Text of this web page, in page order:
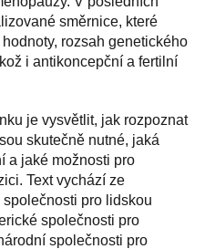
směrnice, které
rozsah genetického
i antikoncepční a fertilní
je vysvětlit, jak rozpoznat
skutečně nutné, jaká
a jaké možnosti pro
Text vychází ze
pro lidskou
společnosti pro
společnosti pro